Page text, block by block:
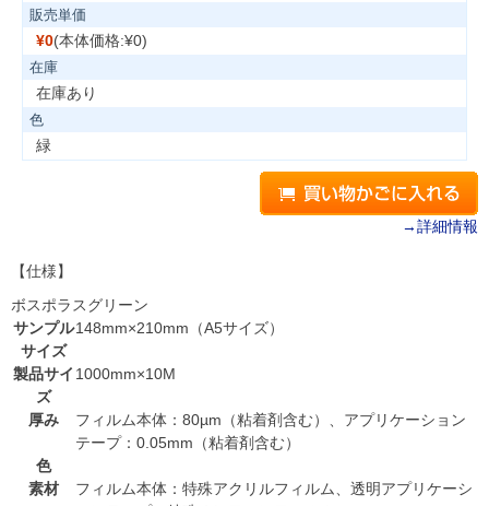
販売単価
¥0(本体価格:¥0)
在庫
在庫あり
色
緑
→詳細情報
【仕様】
ボスポラスグリーン
サンプル
サイズ
148mm×210mm（A5サイズ）
製品サイ
ズ
1000mm×10M
厚み
フィルム本体：80µm（粘着剤含む）、アプリケーション
テープ：0.05mm（粘着剤含む）
色
素材
フィルム本体：特殊アクリルフィルム、透明アプリケーシ